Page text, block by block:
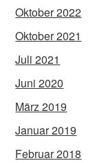
Oktober 2022
Oktober 2021
Juli 2021
Juni 2020
März 2019
Januar 2019
Februar 2018